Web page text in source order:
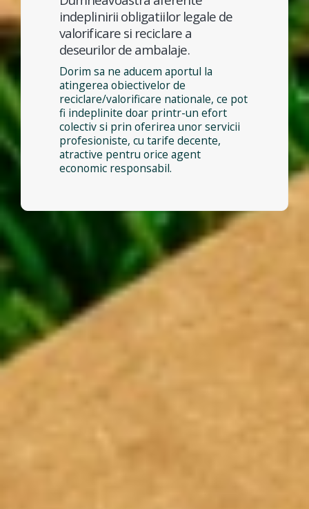
indeplinirii obligatiilor legale de
valorificare si reciclare a
deseurilor de ambalaje.
Dorim sa ne aducem aportul la
atingerea obiectivelor de
reciclare/valorificare nationale, ce pot
fi indeplinite doar printr-un efort
colectiv si prin oferirea unor servicii
profesioniste, cu tarife decente,
atractive pentru orice agent
economic responsabil.